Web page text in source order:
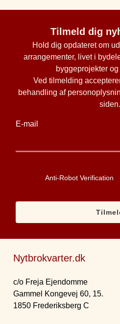
Tilmeld dig
Hold dig opdateret om
arrangementer, livet i
byggeprojekter
Ved tilmelding
behandling af
siden.
E-mail
Anti-Robot Verification
Nytbrokvarter.dk
c/o Freja Ejendomme
Gammel Kongevej 60, 15.
1850 Frederiksberg C